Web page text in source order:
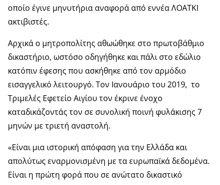
οποίο έγινε μηνυτήρια αναφορά από εννέα ΛΟΑΤΚΙ
ακτιβιστές.
Αρχικά ο μητροπολίτης αθωώθηκε στο πρωτοβάθμιο
δικαστήριο, ωστόσο οδηγήθηκε και πάλι στο εδώλιο
κατόπιν έφεσης που ασκήθηκε από τον αρμόδιο
εισαγγελικό λειτουργό. Τον Ιανουάριο του 2019, το
Τριμελές Εφετείο Αιγίου τον έκρινε ένοχο
καταδικάζοντάς τον σε συνολική ποινή φυλάκισης 7
μηνών με τριετή αναστολή.
«Είναι μια ιστορική απόφαση για την Ελλάδα και
απολύτως εναρμονισμένη με τα ευρωπαϊκά δεδομένα.
Είναι η πρώτη φορά που σε ανώτατο δικαστικό